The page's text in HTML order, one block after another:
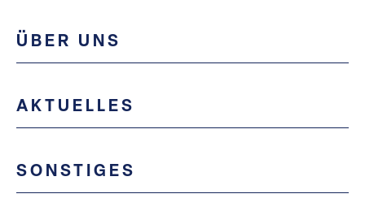
ÜBER UNS
AKTUELLES
SONSTIGES